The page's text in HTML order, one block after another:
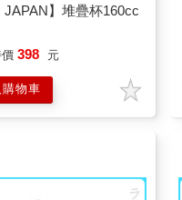
JAPAN】堆疊杯160cc
398 元
購物車